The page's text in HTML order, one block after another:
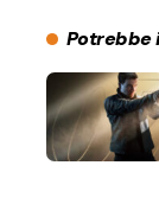
Potrebbe